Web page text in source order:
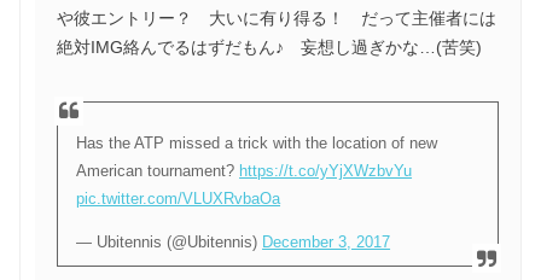
や彼エントリー？ 大いに有り得る！ だって主催者には
絶対IMG絡んでるはずだもん♪ 妄想し過ぎかな…(苦笑)
Has the ATP missed a trick with the location of new
American tournament? https://t.co/yYjXWzbvYu
pic.twitter.com/VLUXRvbaOa
— Ubitennis (@Ubitennis) December 3, 2017